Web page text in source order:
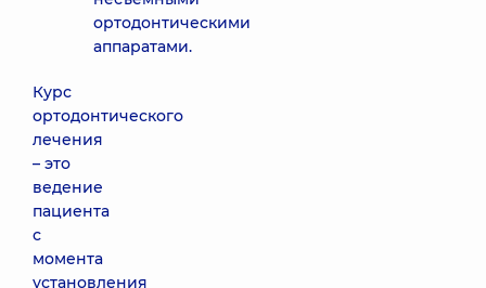
ортодонтическими
аппаратами.
Курс
ортодонтического
лечения
– это
ведение
пациента
с
момента
установления